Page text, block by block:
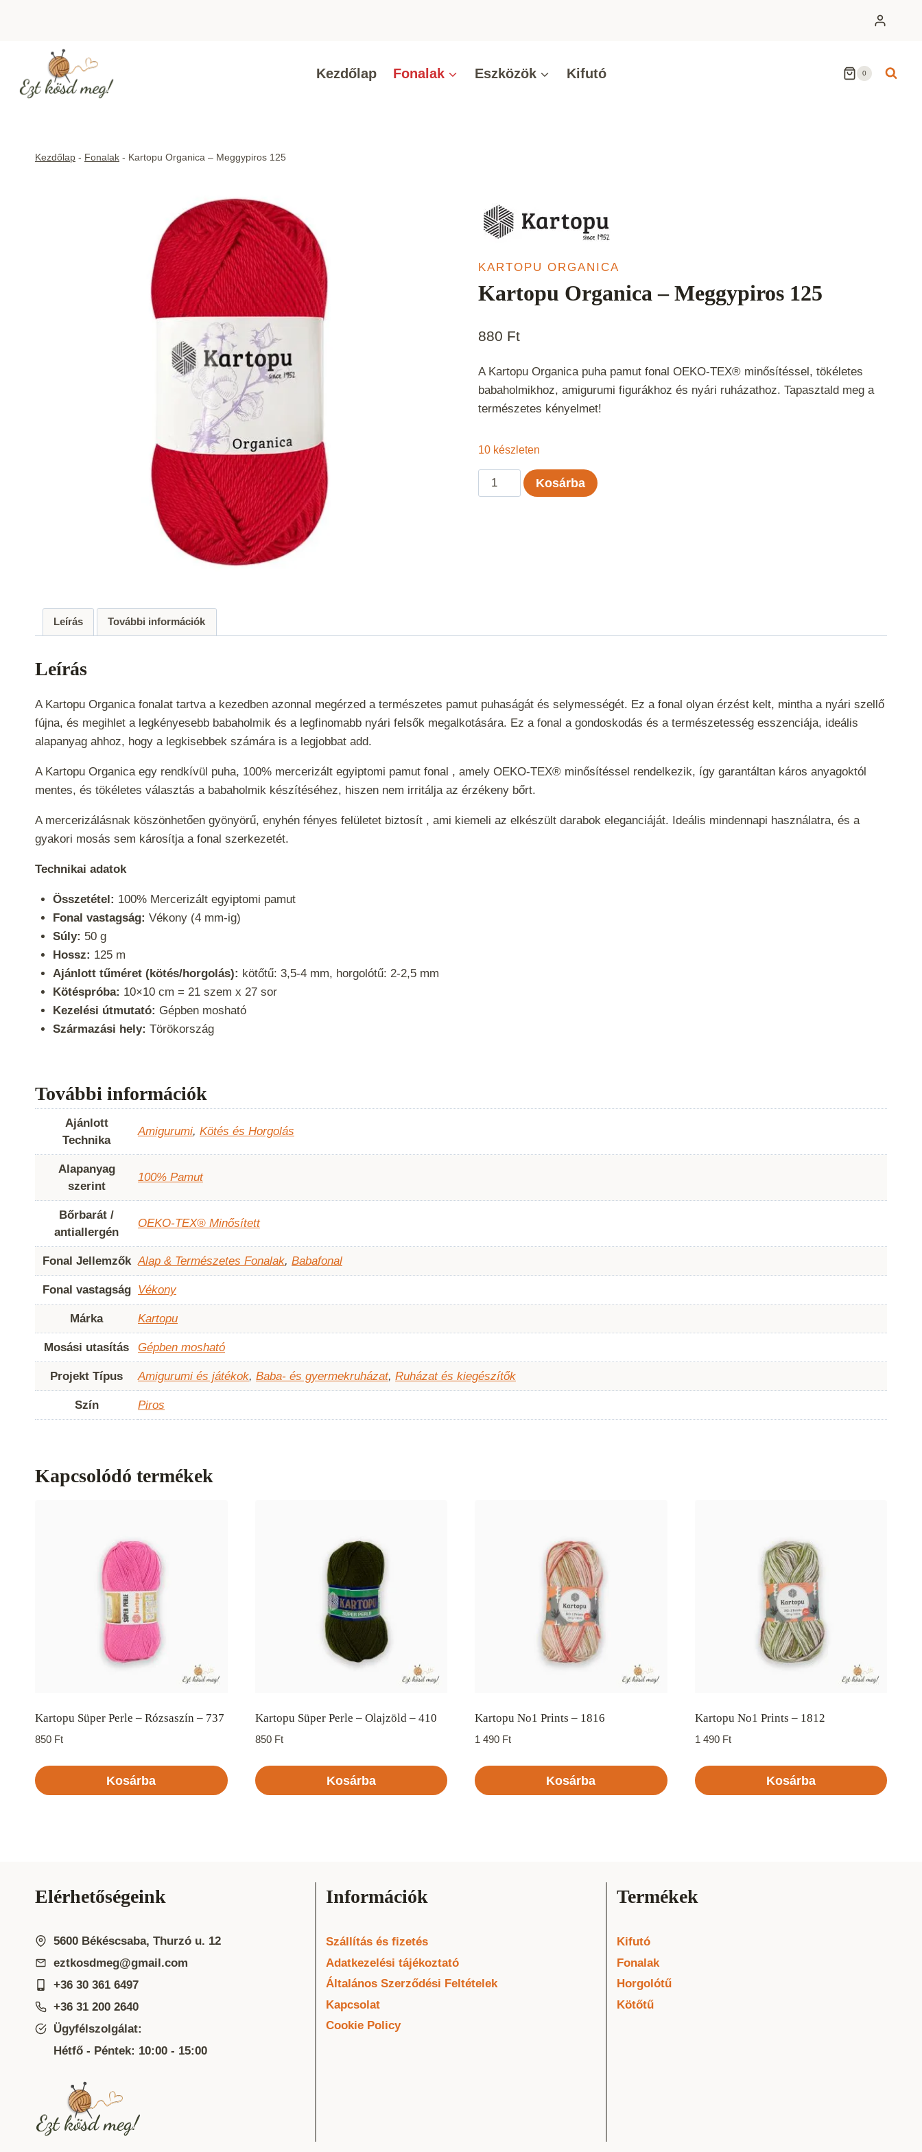
Kezdőlap Fonalak Eszközök Kifutó 0
Kezdőlap - Fonalak - Kartopu Organica – Meggypiros 125
KARTOPU ORGANICA
Kartopu Organica – Meggypiros 125
880 Ft
A Kartopu Organica puha pamut fonal OEKO-TEX® minősítéssel, tökéletes
babaholmikhoz, amigurumi figurákhoz és nyári ruházathoz. Tapasztald meg a
természetes kényelmet!
10 készleten
Kartopu
Organica
Kosárba
Leírás További információk
Leírás
A Kartopu Organica fonalat tartva a kezedben azonnal megérzed a természetes pamut puhaságát és selymességét. Ez a fonal olyan érzést kelt, mintha a nyári szellő
fújna, és megihlet a legkényesebb babaholmik és a legfinomabb nyári felsők megalkotására. Ez a fonal a gondoskodás és a természetesség esszenciája, ideális
alapanyag ahhoz, hogy a legkisebbek számára is a legjobbat add.
A Kartopu Organica egy rendkívül puha, 100% mercerizált egyiptomi pamut fonal , amely OEKO-TEX® minősítéssel rendelkezik, így garantáltan káros anyagoktól
mentes, és tökéletes választás a babaholmik készítéséhez, hiszen nem irritálja az érzékeny bőrt.
A mercerizálásnak köszönhetően gyönyörű, enyhén fényes felületet biztosít , ami kiemeli az elkészült darabok eleganciáját. Ideális mindennapi használatra, és a
gyakori mosás sem károsítja a fonal szerkezetét.
Technikai adatok
Összetétel: 100% Mercerizált egyiptomi pamut
Fonal vastagság: Vékony (4 mm-ig)
Súly: 50 g
Hossz: 125 m
Ajánlott tűméret (kötés/horgolás): kötőtű: 3,5-4 mm, horgolótű: 2-2,5 mm
Kötéspróba: 10×10 cm = 21 szem x 27 sor
Kezelési útmutató: Gépben mosható
Származási hely: Törökország
További információk
Ajánlott
Technika
Amigurumi, Kötés és Horgolás
Alapanyag
szerint
100% Pamut
Bőrbarát /
antiallergén
OEKO-TEX® Minősített
Fonal Jellemzők Alap & Természetes Fonalak, Babafonal
Fonal vastagság Vékony
Márka Kartopu
Mosási utasítás Gépben mosható
Projekt Típus Amigurumi és játékok, Baba- és gyermekruházat, Ruházat és kiegészítők
Szín Piros
Kapcsolódó termékek
Kartopu Süper Perle – Rózsaszín – 737
850 Ft
Kosárba
Kartopu Süper Perle – Olajzöld – 410
850 Ft
Kosárba
Kartopu No1 Prints – 1816
1 490 Ft
Kosárba
Kartopu No1 Prints – 1812
1 490 Ft
Kosárba
Elérhetőségeink
5600 Békéscsaba, Thurzó u. 12
eztkosdmeg@gmail.com
+36 30 361 6497
+36 31 200 2640
Ügyfélszolgálat:
Hétfő - Péntek: 10:00 - 15:00
Információk
Szállítás és fizetés
Adatkezelési tájékoztató
Általános Szerződési Feltételek
Kapcsolat
Cookie Policy
Termékek
Kifutó
Fonalak
Horgolótű
Kötőtű